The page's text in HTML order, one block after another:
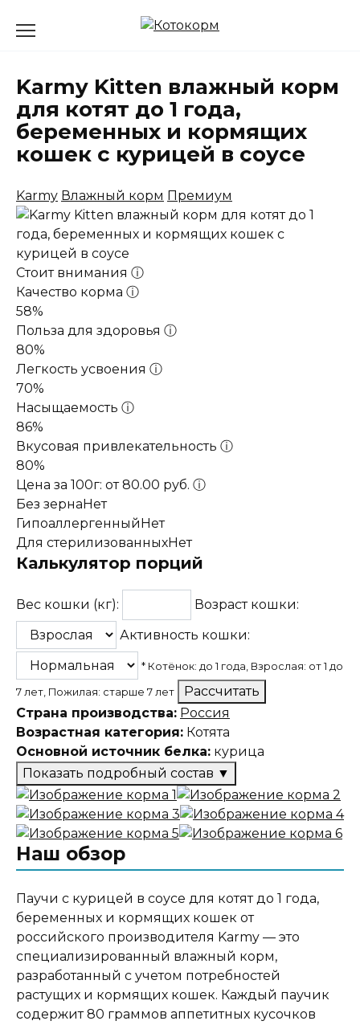
Karmy Kitten влажный корм
для котят до 1 года,
беременных и кормящих
кошек с курицей в соусе
Karmy Влажный корм Премиум
Стоит внимания ⓘ
Качество корма ⓘ
58%
Польза для здоровья ⓘ
80%
Легкость усвоения ⓘ
70%
Насыщаемость ⓘ
86%
Вкусовая привлекательность ⓘ
80%
Цена за 100г: от 80.00 руб. ⓘ
Без зернаНет
ГипоаллергенныйНет
Для стерилизованныхНет
Калькулятор порций
Вес кошки (кг):
Возраст кошки:
Активность кошки:
* Котёнок: до 1 года, Взрослая: от 1 до
7 лет, Пожилая: старше 7 лет
Рассчитать
Страна производства: Россия
Возрастная категория: Котята
Основной источник белка: курица
Показать подробный состав ▼
Состав корма
Мясо курицы, куриные субпродукты (печень,
желудки), рыба, злаки, горох, молоко и
продукты его переработки, витамины и
минеральные вещества, Омега-3 и Омега-6
жирные кислоты, таурин, глюкозамин,
хондроитин
Аналитический состав
Белки - 9%, жиры - 4,5%, зола - 2,5%, клетчатка -
Наш обзор
Паучи с курицей в соусе для котят до 1 года,
беременных и кормящих кошек от
российского производителя Karmy — это
специализированный влажный корм,
разработанный с учетом потребностей
растущих и кормящих кошек. Каждый паучик
содержит 80 граммов аппетитных кусочков